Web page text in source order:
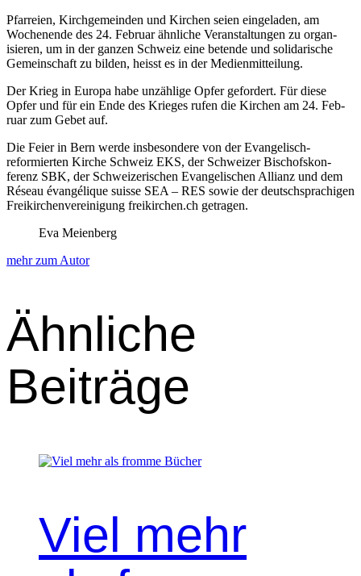
Pfar­reien, Kirchge­mein­den und Kirchen seien ein­ge­laden, am
Woch­enende des 24. Feb­ru­ar ähn­liche Ver­anstal­tun­gen zu organ­
isieren, um in der ganzen Schweiz eine betende und sol­i­darische
Gemein­schaft zu bilden, heisst es in der Medi­en­mit­teilung.
Der Krieg in Europa habe unzäh­lige Opfer gefordert. Für diese
Opfer und für ein Ende des Krieges rufen die Kirchen am 24. Feb­
ru­ar zum Gebet auf.
Die Feier in Bern werde ins­beson­dere von der Evan­ge­lisch-
reformierten Kirche Schweiz EKS, der Schweiz­er Bischof­skon­
ferenz SBK, der Schweiz­erischen Evan­ge­lis­chen Allianz und dem
Réseau évangélique suisse SEA – RES sowie der deutschsprachi­gen
Freikirchen­vere­ini­gung freikirchen.ch getra­gen.
Eva Meienberg
mehr zum Autor
Ähnliche
Beiträge
Viel mehr